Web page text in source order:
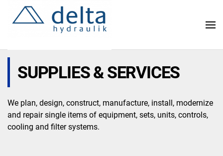
SUPPLIES & SERVICES
We plan, design, construct, manufacture, install, modernize
and repair single items of equipment, sets, units, controls,
cooling and filter systems.